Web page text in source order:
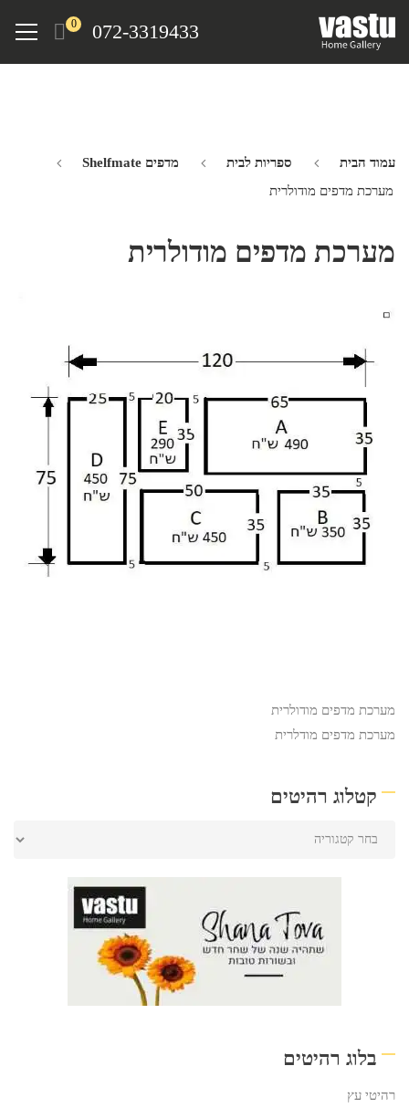
072-3319433
0
Menu
עמוד הבית ספריות לבית
מדפים Shelfmate
מערכת מדפים מודולרית
מערכת מדפים מודולרית
מערכת מדפים מודולרית
מערכת מדפים מודלרית
קטלוג רהיטים
בלוג רהיטים
רהיטי עץ